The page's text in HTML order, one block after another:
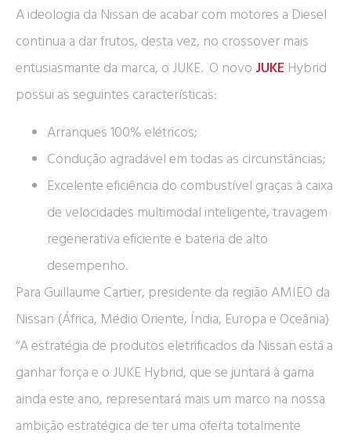
A ideologia da Nissan de acabar com motores a Diesel
continua a dar frutos, desta vez, no crossover mais
entusiasmante da marca, o JUKE. O novo JUKE Hybrid
possui as seguintes características:
Arranques 100% elétricos;
Condução agradável em todas as circunstâncias;
Excelente eficiência do combustível graças à caixa
de velocidades multimodal inteligente, travagem
regenerativa eficiente e bateria de alto
desempenho.
Para Guillaume Cartier, presidente da região AMIEO da
Nissan (África, Médio Oriente, Índia, Europa e Oceânia)
“A estratégia de produtos eletrificados da Nissan está a
ganhar força e o JUKE Hybrid, que se juntará à gama
ainda este ano, representará mais um marco na nossa
ambição estratégica de ter uma oferta totalmente